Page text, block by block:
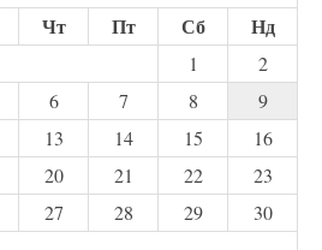
Чт Пт Сб Нд
1
2
6 7 8
9
13 14 15
16
20 21 22
23
27 28 29
30